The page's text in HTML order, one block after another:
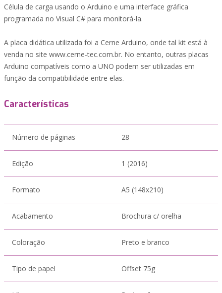
Célula de carga usando o Arduino e uma interface gráfica
programada no Visual C# para monitorá-la.
A placa didática utilizada foi a Cerne Arduino, onde tal kit está à
venda no site www.cerne-tec.com.br. No entanto, outras placas
Arduino compatíveis como a UNO podem ser utilizadas em
função da compatibilidade entre elas.
Características
Número de páginas 28
Edição 1 (2016)
Formato A5 (148x210)
Acabamento Brochura c/ orelha
Coloração Preto e branco
Tipo de papel Offset 75g